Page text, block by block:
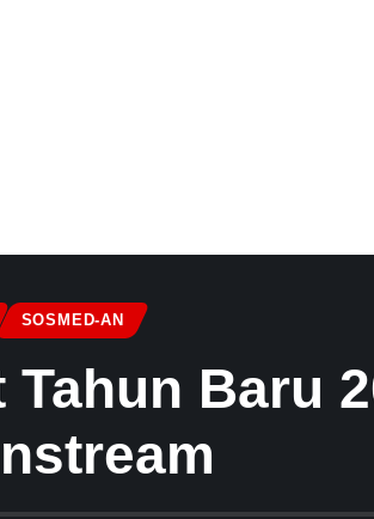
SOSMED-AN
Baru